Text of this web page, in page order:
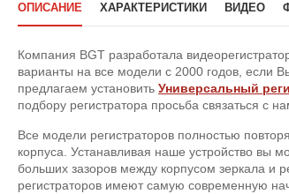
ОПИСАНИЕ ХАРАКТЕРИСТИКИ ВИДЕО
Компания BGT разработала
варианты на все модели с 2000 годов, если
предлагаем установить Универсальный
подбору регистратора просьба связаться с
Все модели регистраторов полностью
корпуса. Устанавливая наше устройство вы
больших зазоров между корпусом зеркала и
регистраторов имеют самую современную